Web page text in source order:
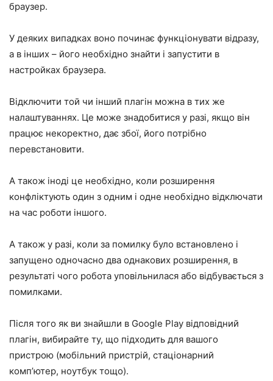
браузер.
У деяких випадках воно починає функціонувати відразу,
а в інших – його необхідно знайти і запустити в
настройках браузера.
Відключити той чи інший плагін можна в тих же
налаштуваннях. Це може знадобитися у разі, якщо він
працює некоректно, дає збої, його потрібно
перевстановити.
А також іноді це необхідно, коли розширення
конфліктують один з одним і одне необхідно відключати
на час роботи іншого.
А також у разі, коли за помилку було встановлено і
запущено одночасно два однакових розширення, в
результаті чого робота уповільнилася або відбувається з
помилками.
Після того як ви знайшли в Google Play відповідний
плагін, вибирайте ту, що підходить для вашого
пристрою (мобільний пристрій, стаціонарний
комп’ютер, ноутбук тощо).